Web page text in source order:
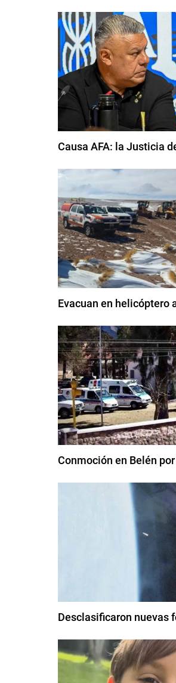
Causa AFA: la Justicia
Evacuan en helicóptero
Conmoción en Belén
Desclasificaron nuevas